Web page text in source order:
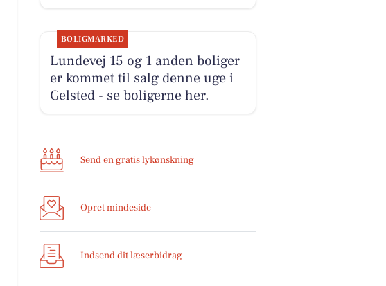
BOLIGMARKED
Lundevej 15 og 1 anden boliger
er kommet til salg denne uge i
Gelsted - se boligerne her.
Send en gratis lykønskning
Opret mindeside
Indsend dit læserbidrag